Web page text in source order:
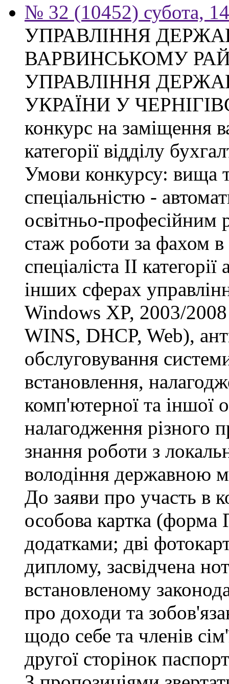
№ 32 (10452) субота,
УПРАВЛІННЯ
ВАРВИНСЬКОМУ
УПРАВЛІННЯ
УКРАЇНИ У
конкурс на заміщення
категорії відділу
Умови конкурсу: вища
спеціальністю -
освітньо-професійним
стаж роботи за фахом в
спеціаліста ІІ
інших сферах
Windows XP, 2003/
WINS, DHCP, Web),
обслуговування
встановлення,
комп'ютерної та іншої
налагодження різного
знання роботи з
володіння державною
До заяви про участь в
особова картка
додатками; дві
диплому, засвідчена
встановленому
про доходи та
щодо себе та членів
другої сторінок